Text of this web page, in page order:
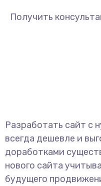
Получить
Разработать сайт с
всегда дешевле и
доработками
нового сайта
будущего